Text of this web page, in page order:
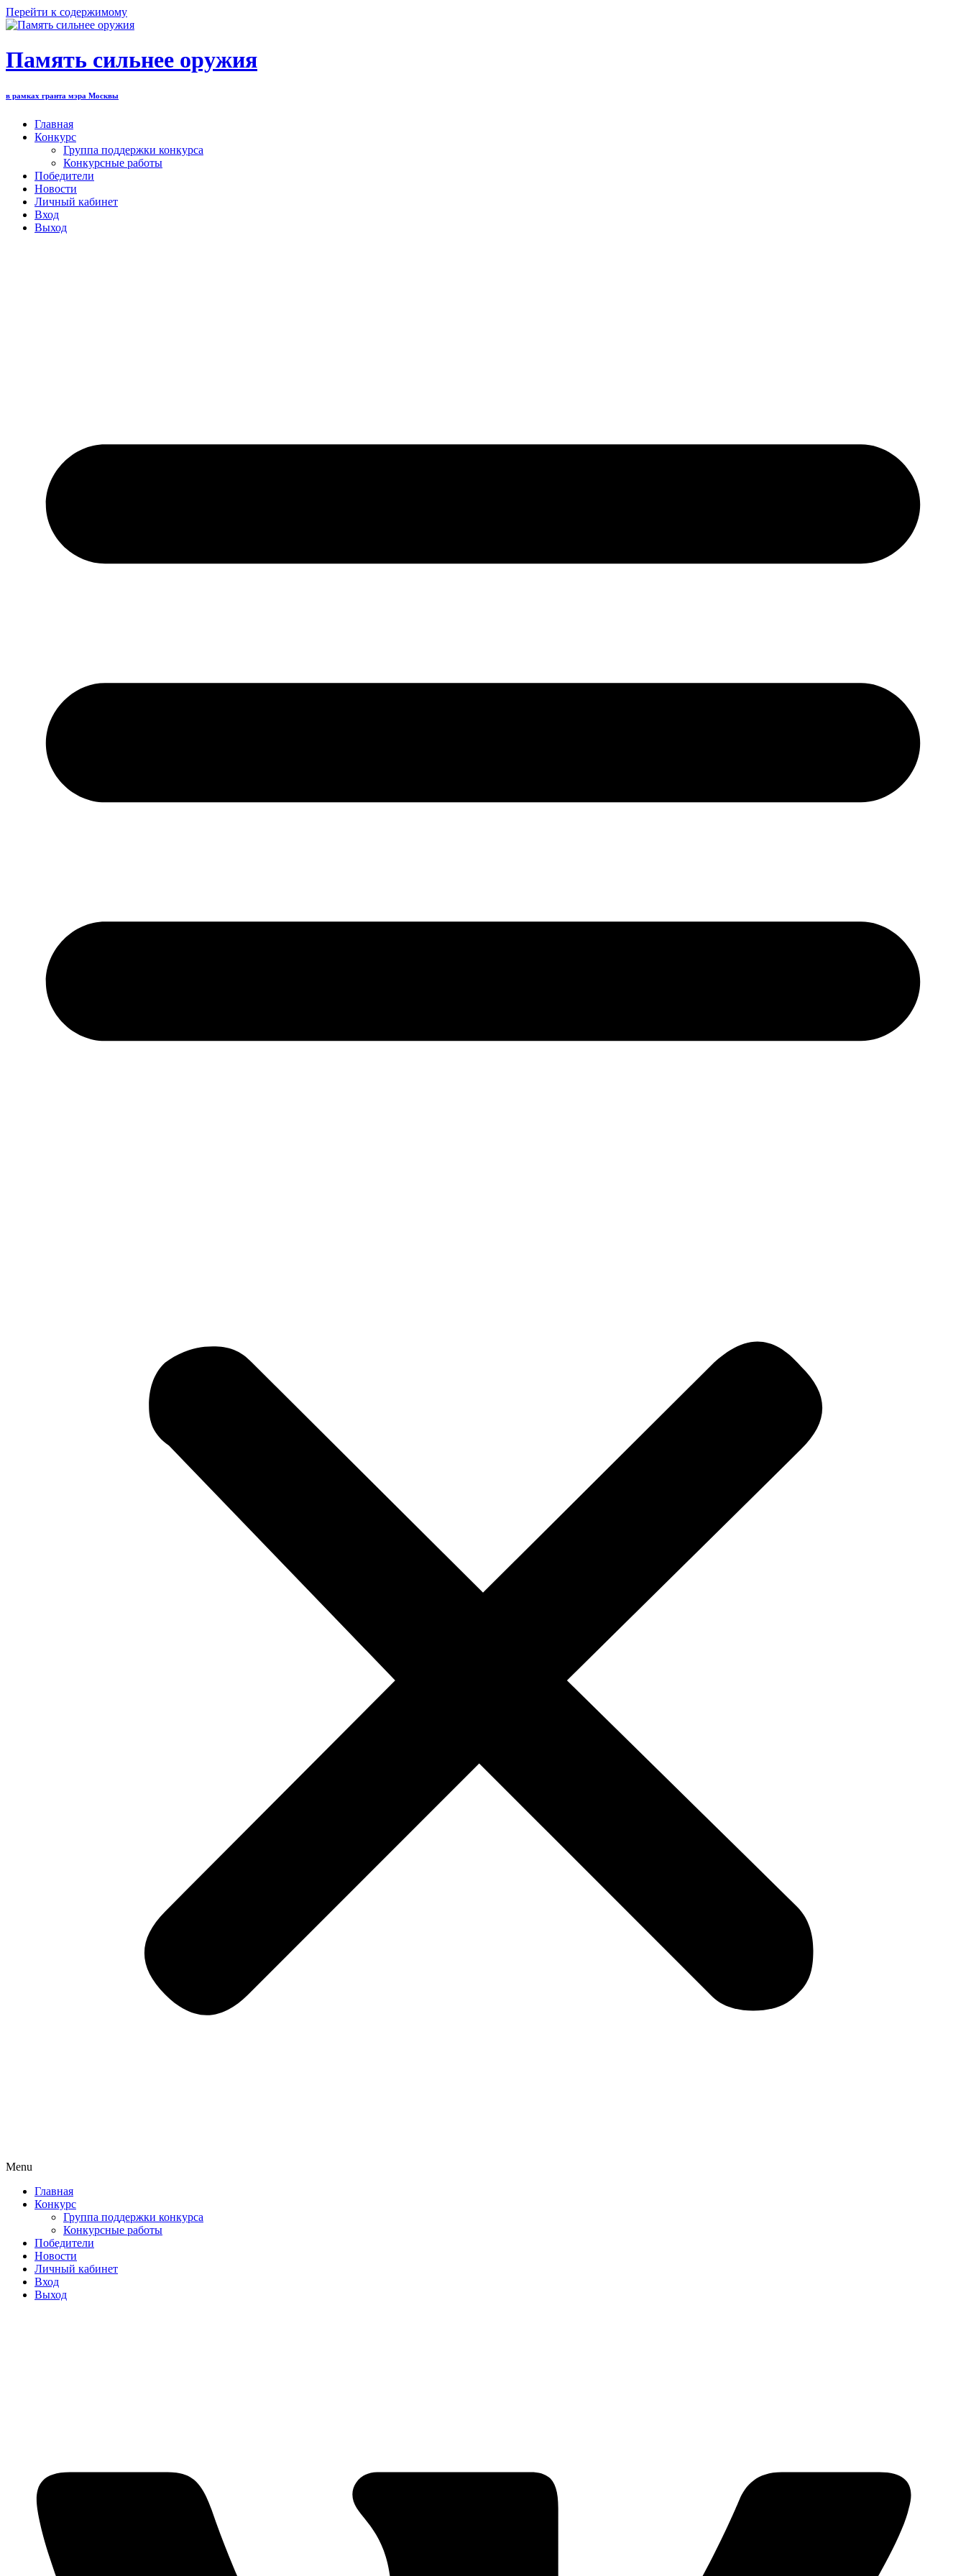
Перейти к содержимому
Память сильнее оружия
в рамках гранта мэра Москвы
Главная
Конкурс
Группа поддержки конкурса
Конкурсные работы
Победители
Новости
Личный кабинет
Вход
Выход
Menu
Главная
Конкурс
Группа поддержки конкурса
Конкурсные работы
Победители
Новости
Личный кабинет
Вход
Выход